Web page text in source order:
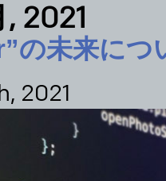
2021
の未来につ
2021